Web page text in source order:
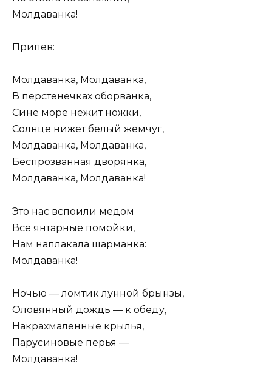
Молдаванка!
Припев:
Молдаванка, Молдаванка,
В перстенечках оборванка,
Сине море нежит ножки,
Солнце нижет белый жемчуг,
Молдаванка, Молдаванка,
Беспрозванная дворянка,
Молдаванка, Молдаванка!
Это нас вспоили медом
Все янтарные помойки,
Нам наплакала шарманка:
Молдаванка!
Ночью — ломтик лунной брынзы,
Оловянный дождь — к обеду,
Накрахмаленные крылья,
Парусиновые перья —
Молдаванка!